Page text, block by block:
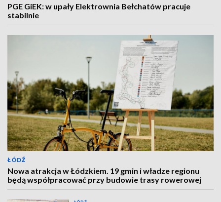
PGE GiEK: w upały Elektrownia Bełchatów pracuje
stabilnie
ŁÓDŹ
Nowa atrakcja w Łódzkiem. 19 gmin i władze regionu
będą współpracować przy budowie trasy rowerowej